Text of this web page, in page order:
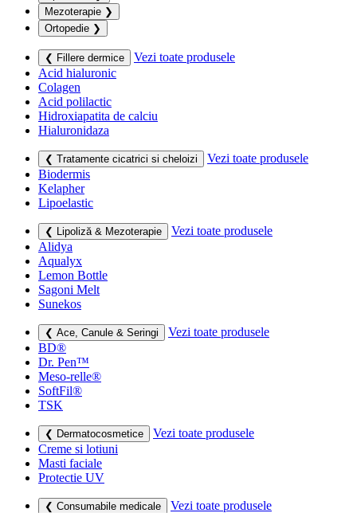
Mezoterapie ❯
Ortopedie ❯
❮ Fillere dermice
Vezi toate produsele
Acid hialuronic
Colagen
Acid polilactic
Hidroxiapatita de calciu
Hialuronidaza
❮ Tratamente cicatrici si cheloizi
Vezi toate produsele
Biodermis
Kelapher
Lipoelastic
❮ Lipoliză & Mezoterapie
Vezi toate produsele
Alidya
Aqualyx
Lemon Bottle
Sagoni Melt
Sunekos
❮ Ace, Canule & Seringi
Vezi toate produsele
BD®
Dr. Pen™
Meso-relle®
SoftFil®
TSK
❮ Dermatocosmetice
Vezi toate produsele
Creme si lotiuni
Masti faciale
Protectie UV
❮ Consumabile medicale
Vezi toate produsele